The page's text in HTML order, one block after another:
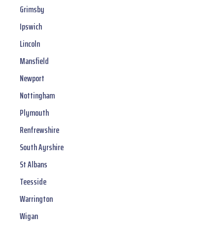
Grimsby
Ipswich
Lincoln
Mansfield
Newport
Nottingham
Plymouth
Renfrewshire
South Ayrshire
St Albans
Teesside
Warrington
Wigan